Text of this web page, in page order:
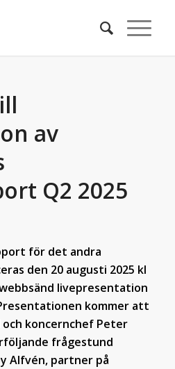
av
Q2 2025
för det andra
den 20 augusti 2025 kl
livepresentation
kommer att
och koncernchef Peter
frågestund
Alfvén, partner på